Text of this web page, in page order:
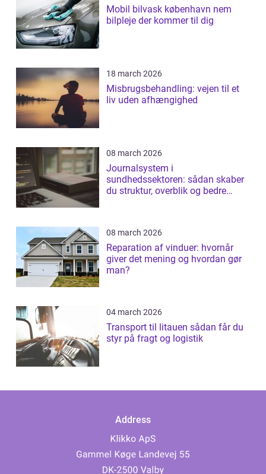
Mobil bilvask københavn nem
bilpleje der kommer til dig
18 march 2026
Misbrugsbehandling: vejen til et
liv uden afhængighed
08 march 2026
Journalsystem i
sundhedssektoren: sådan skaber
du struktur, overblik og bedre
08 march 2026
Reparation af vinduer: hvornår
giver det mening og hvordan gør
man?
04 march 2026
Transport til litauen sådan får du
styr på fragt og logistik
Address